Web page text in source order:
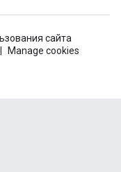
сайта
Manage cookies